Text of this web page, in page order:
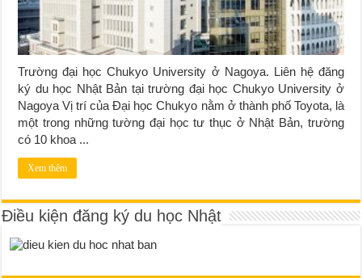
Trường đại học Chukyo University ở Nagoya. Liên hệ đăng
ký du học Nhật Bản tại trường đại học Chukyo University ở
Nagoya Vị trí của Đại học Chukyo nằm ở thành phố Toyota, là
một trong những tường đại học tư thục ở Nhật Bản, trường
có 10 khoa ...
Xem thêm
Điều kiện đăng ký du học Nhật